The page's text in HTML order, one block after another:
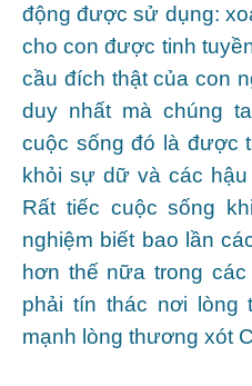
động được sử dụng:
cho con được tinh
cầu đích thật của con
duy nhất mà chúng
cuộc sống đó là được
khỏi sự dữ và các
Rất tiếc cuộc sống
nghiệm biết bao lần
hơn thế nữa trong
phải tín thác nơi lòng
mạnh lòng thương xót